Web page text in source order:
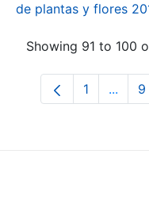
de plantas y flores
Showing 91 to 100
Page
1 ... 9